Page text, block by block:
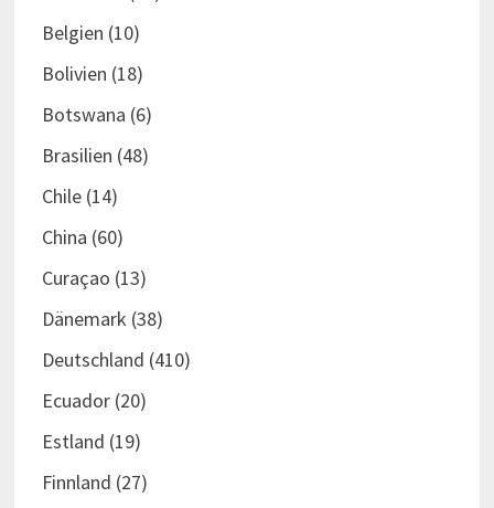
Belgien (10)
Bolivien (18)
Botswana (6)
Brasilien (48)
Chile(14)
China (60)
Curaçao (13)
Dänemark (38)
Deutschland (410)
Ecuador(20)
Estland (19)
Finnland (27)